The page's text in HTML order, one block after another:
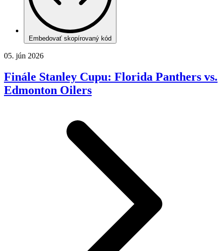
Embedovať skopírovaný kód
05. jún 2026
Finále Stanley Cupu: Florida Panthers vs.
Edmonton Oilers